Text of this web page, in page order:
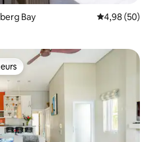
Bay Évaluation
4,98 (50)
les plus appréciés